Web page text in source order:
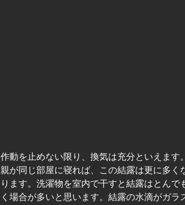
作動を止めない限り、換気は充分といえま
親が同じ部屋に寝れば、この結露は更に多
ります。洗濯物を室内で干すと結露はとん
く場合が多いと思います。結露の水滴がガ